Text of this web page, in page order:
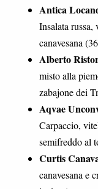
Antica
Insalata
canavesana
Alberto
misto alla
zabajone dei
Aqvae
Carpaccio,
semifreddo al
Curtis
canavesana e